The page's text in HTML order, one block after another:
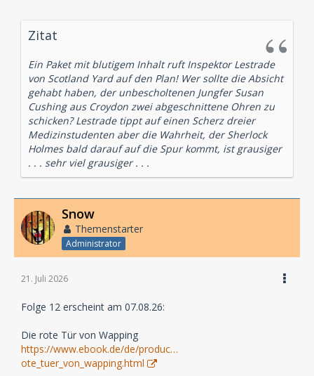
Zitat
Ein Paket mit blutigem Inhalt ruft Inspektor Lestrade
von Scotland Yard auf den Plan! Wer sollte die Absicht
gehabt haben, der unbescholtenen Jungfer Susan
Cushing aus Croydon zwei abgeschnittene Ohren zu
schicken? Lestrade tippt auf einen Scherz dreier
Medizinstudenten aber die Wahrheit, der Sherlock
Holmes bald darauf auf die Spur kommt, ist grausiger
. . . sehr viel grausiger . . .
Snow
Themenstarter
Administrator
21. Juli 2026
Folge 12 erscheint am 07.08.26:
Die rote Tür von Wapping
https://www.ebook.de/de/produc…
ote_tuer_von_wapping.html